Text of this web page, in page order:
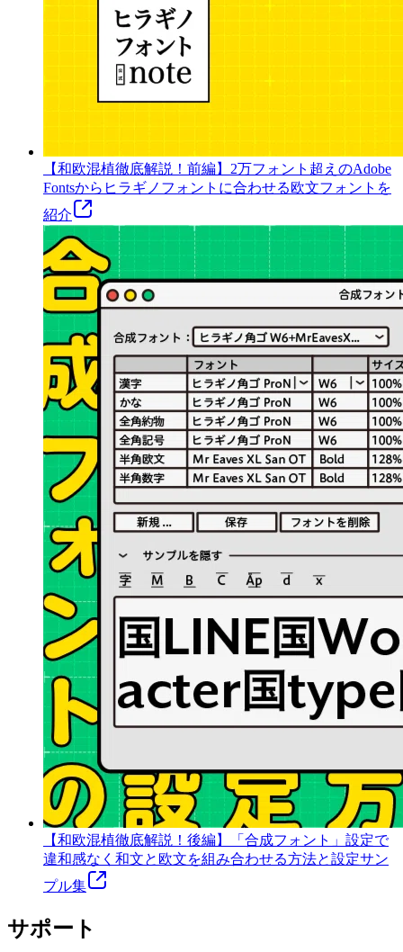
【和欧混植徹底解説！前編】2万フォント超えのAdobe
Fontsからヒラギノフォントに合わせる欧文フォントを
紹介
【和欧混植徹底解説！後編】「合成フォント」設定で
違和感なく和文と欧文を組み合わせる方法と設定サン
プル集
サポート